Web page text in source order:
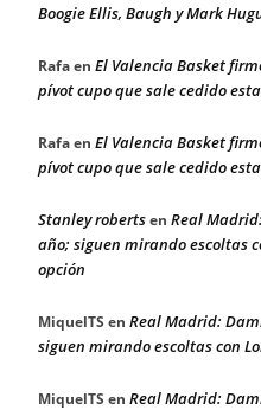
Boogie Ellis, Baugh y Mark
Rafaen El Valencia Basket
pívot cupo que sale cedido
Rafaen El Valencia Basket
pívot cupo que sale cedido
Stanley robertsen Real
año; siguen mirando escoltas
opción
MiquelTS en Real Madrid:
siguen mirando escoltas con
MiquelTS en Real Madrid: